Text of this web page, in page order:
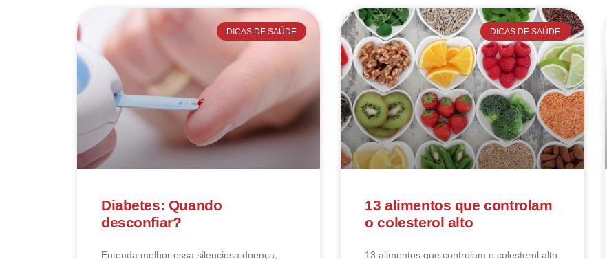
DICAS DE SAÚDE
Diabetes: Quando
desconfiar?
Entenda melhor essa silenciosa doença,
DICAS DE SAÚDE
13 alimentos que controlam
o colesterol alto
13 alimentos que controlam o colesterol alto​